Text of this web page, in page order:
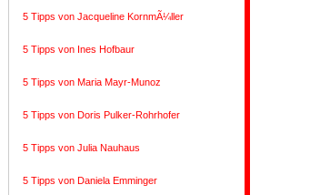
5 Tipps von Jacqueline KornmÃ¼ller
5 Tipps von Ines Hofbaur
5 Tipps von Maria Mayr-Munoz
5 Tipps von Doris Pulker-Rohrhofer
5 Tipps von Julia Nauhaus
5 Tipps von Daniela Emminger